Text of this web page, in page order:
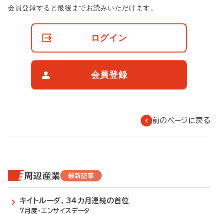
非
会員登録すると最後までお読みいただけます。
ログイン
会員登録
前のページに戻る
周辺産業 最新記事
キイトルーダ、34カ月連続の首位
7月度・エンサイスデータ